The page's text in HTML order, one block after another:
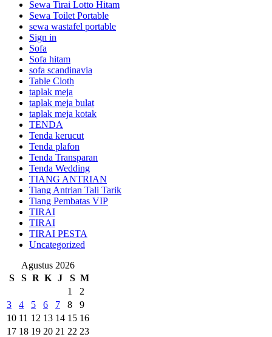
Sewa Tirai Lotto Hitam
Sewa Toilet Portable
sewa wastafel portable
Sign in
Sofa
Sofa hitam
sofa scandinavia
Table Cloth
taplak meja
taplak meja bulat
taplak meja kotak
TENDA
Tenda kerucut
Tenda plafon
Tenda Transparan
Tenda Wedding
TIANG ANTRIAN
Tiang Antrian Tali Tarik
Tiang Pembatas VIP
TIRAI
TIRAI
TIRAI PESTA
Uncategorized
Agustus 2026
S
S R K J S M
1
2
3
4 5 6 7 8
9
10 11 12 13 14 15 16
17 18 19 20 21 22 23